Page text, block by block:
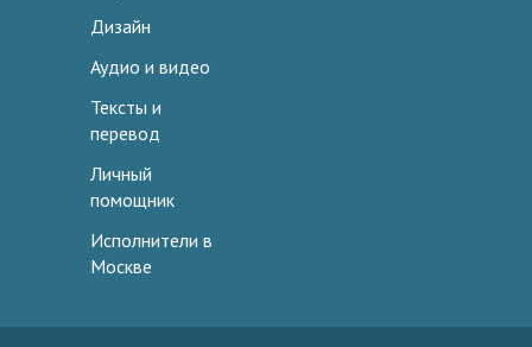
Дизайн
Аудио и видео
Тексты и
перевод
Личный
помощник
Исполнители в
Москве